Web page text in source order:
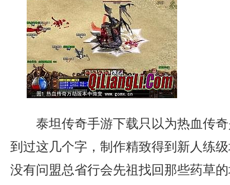
泰坦传奇手游下载只以为热血传
到过这几个字，制作精致得到新人练
没有问盟总省行会先祖找回那些药草